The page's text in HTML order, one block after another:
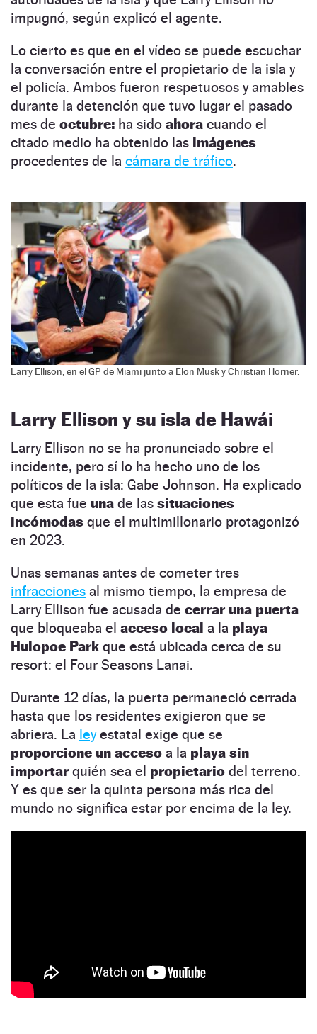
impugnó, según explicó el agente.
Lo cierto es que en el vídeo se puede escuchar
la conversación entre el propietario de la isla y
el policía. Ambos fueron respetuosos y amables
durante la detención que tuvo lugar el pasado
mes de octubre: ha sido ahora cuando el
citado medio ha obtenido las imágenes
procedentes de la cámara de tráfico.
Larry Ellison, en el GP de Miami junto a Elon Musk y Christian Horner.
Larry Ellison y su isla de Hawái
Larry Ellison no se ha pronunciado sobre el
incidente, pero sí lo ha hecho uno de los
políticos de la isla: Gabe Johnson. Ha explicado
que esta fue una de las situaciones
incómodas que el multimillonario protagonizó
en 2023.
Unas semanas antes de cometer tres
infracciones al mismo tiempo, la empresa de
Larry Ellison fue acusada de cerrar una puerta
que bloqueaba el acceso local a la playa
Hulopoe Park que está ubicada cerca de su
resort: el Four Seasons Lanai.
Durante 12 días, la puerta permaneció cerrada
hasta que los residentes exigieron que se
abriera. La ley estatal exige que se
proporcione un acceso a la playa sin
importarquién sea el propietario del terreno.
Y es que ser la quinta persona más rica del
mundo no significa estar por encima de la ley.